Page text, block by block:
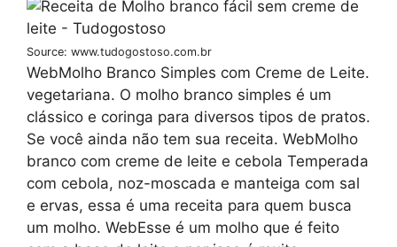
Source: www.tudogostoso.com.br
WebMolho Branco Simples com Creme de Leite.
vegetariana. O molho branco simples é um
clássico e coringa para diversos tipos de pratos.
Se você ainda não tem sua receita. WebMolho
branco com creme de leite e cebola Temperada
com cebola, noz-moscada e manteiga com sal
e ervas, essa é uma receita para quem busca
um molho. WebEsse é um molho que é feito